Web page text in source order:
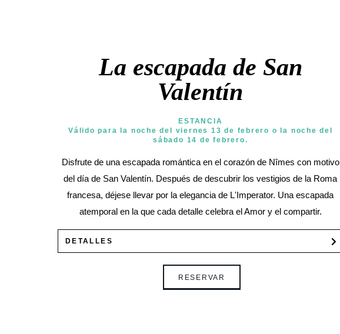
La escapada de San
Valentín
ESTANCIA
Válido para la noche del viernes 13 de febrero o la noche del
sábado 14 de febrero.
Disfrute de una escapada romántica en el corazón de Nîmes con motivo
del día de San Valentín. Después de descubrir los vestigios de la Roma
francesa, déjese llevar por la elegancia de L'Imperator. Una escapada
atemporal en la que cada detalle celebra el Amor y el compartir.
DETALLES
RESERVAR